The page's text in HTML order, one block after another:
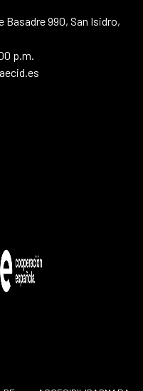
990, San Isidro,
p.m.